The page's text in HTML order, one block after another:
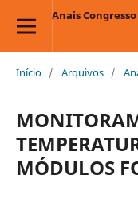
Anais
Início / Arquivos /
MÓDULOS